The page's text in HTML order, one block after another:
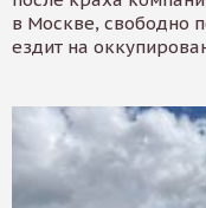
в Москве, свободно
ездит на